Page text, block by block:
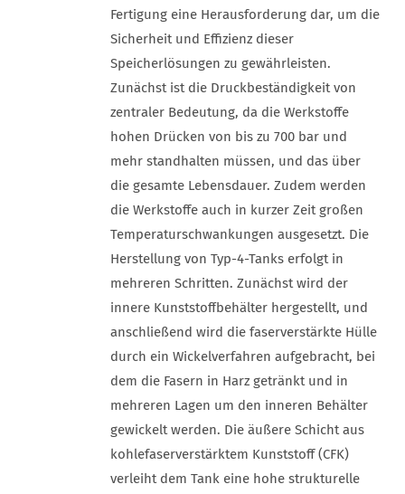
Fertigung eine Herausforderung dar, um die
Sicherheit und Effizienz dieser
Speicherlösungen zu gewährleisten.
Zunächst ist die Druckbeständigkeit von
zentraler Bedeutung, da die Werkstoffe
hohen Drücken von bis zu 700 bar und
mehr standhalten müssen, und das über
die gesamte Lebensdauer. Zudem werden
die Werkstoffe auch in kurzer Zeit großen
Temperaturschwankungen ausgesetzt. Die
Herstellung von Typ-4-Tanks erfolgt in
mehreren Schritten. Zunächst wird der
innere Kunststoffbehälter hergestellt, und
anschließend wird die faserverstärkte Hülle
durch ein Wickelverfahren aufgebracht, bei
dem die Fasern in Harz getränkt und in
mehreren Lagen um den inneren Behälter
gewickelt werden. Die äußere Schicht aus
kohlefaserverstärktem Kunststoff (CFK)
verleiht dem Tank eine hohe strukturelle